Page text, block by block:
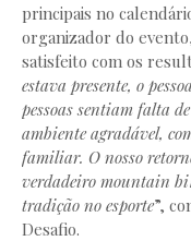
principais no
organizador do
satisfeito com os
estava presente, o
pessoas sentiam falta
ambiente agradável,
familiar. O nosso
verdadeiro mountain
tradição no esporte”,
Desafio.